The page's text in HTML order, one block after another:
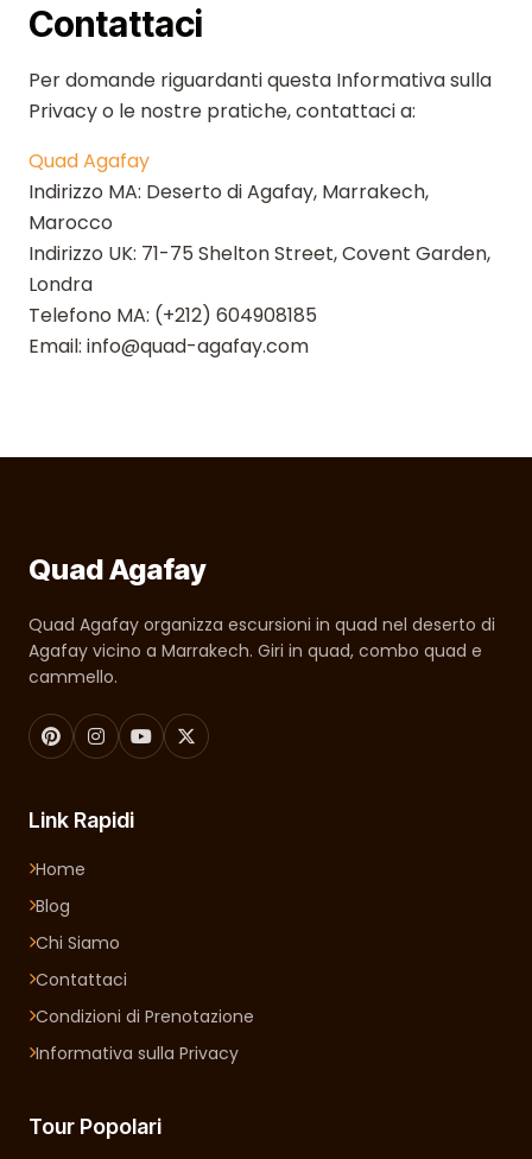
Contattaci
Per domande riguardanti questa Informativa sulla
Privacy o le nostre pratiche, contattaci a:
Quad Agafay
Indirizzo MA: Deserto di Agafay, Marrakech,
Marocco
Indirizzo UK: 71-75 Shelton Street, Covent Garden,
Londra
Telefono MA: (+212) 604908185
Email: info@quad-agafay.com
Quad Agafay
Quad Agafay organizza escursioni in quad nel deserto di
Agafay vicino a Marrakech. Giri in quad, combo quad e
cammello.
Link Rapidi
Home
Blog
Chi Siamo
Contattaci
Condizioni di Prenotazione
Informativa sulla Privacy
Tour Popolari